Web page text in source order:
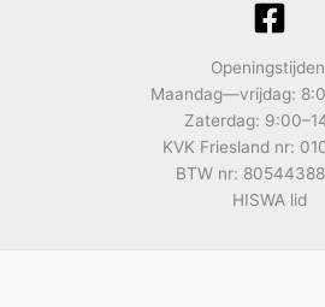
Maandag—vrijdag:
Zaterdag:
KVK Friesland nr:
BTW nr:
HISWA lid